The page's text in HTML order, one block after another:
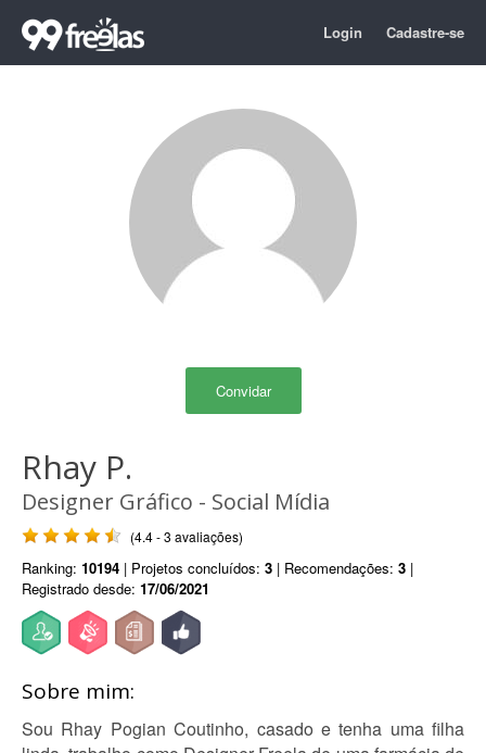
Login Cadastre-se
Convidar
Rhay P.
Designer Gráfico - Social Mídia
(4.4 - 3 avaliações)
Ranking: 10194 | Projetos concluídos: 3 | Recomendações: 3 |
Registrado desde: 17/06/2021
Sobre mim:
Sou Rhay Pogian Coutinho, casado e tenha uma filha